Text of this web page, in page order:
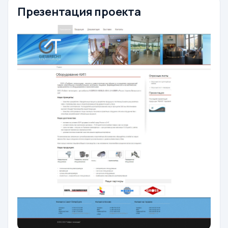
Презентация проекта